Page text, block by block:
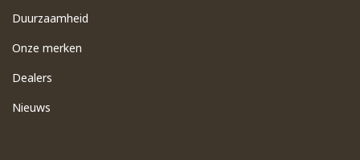
Duurzaamheid
Onze merken
Dealers
Nieuws